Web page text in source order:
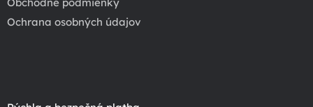
Ochrana osobných údajov